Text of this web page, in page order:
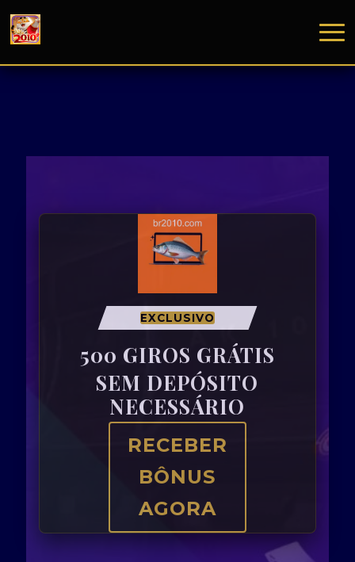
EXCLUSIVO
500 GIROS GRÁTIS
SEM DEPÓSITO
NECESSÁRIO
RECEBER
BÔNUS
AGORA